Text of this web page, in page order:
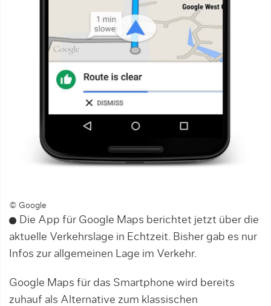
© Google
Die App für Google Maps berichtet jetzt über die
aktuelle Verkehrslage in Echtzeit. Bisher gab es nur
Infos zur allgemeinen Lage im Verkehr.
Google Maps für das Smartphone wird bereits
zuhauf als Alternative zum klassischen